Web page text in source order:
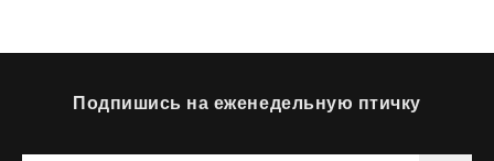
Подпишись на еженедельную птичку